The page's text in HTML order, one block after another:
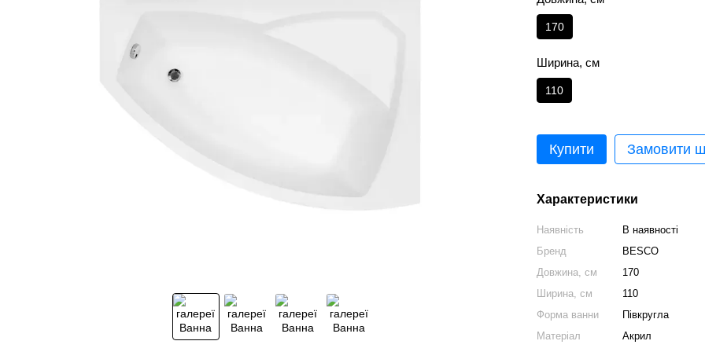
170
Ширина, см
110
Купити Замовити
Характеристики
Наявність
В наявності
Бренд
BESCO
Довжина, см
170
Ширина, см
110
Форма ванни
Півкругла
Матеріал
Акрил